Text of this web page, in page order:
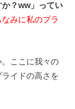
か？ww」ってい
なみに私のプラ
ここに我々の
イドの高さを